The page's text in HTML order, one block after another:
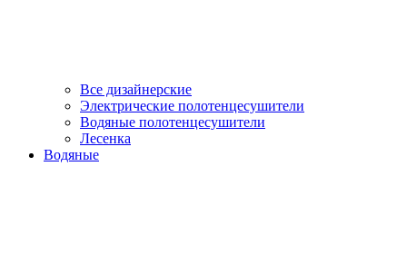
Все дизайнерские
Электрические полотенцесушители
Водяные полотенцесушители
Лесенка
Водяные